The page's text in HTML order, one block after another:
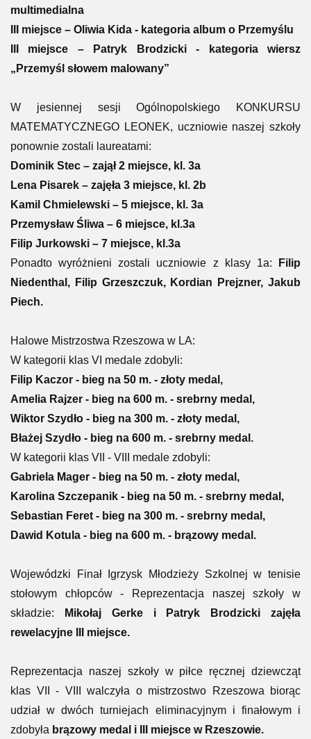
multimedialna
III miejsce – Oliwia Kida - kategoria album o Przemyślu
III miejsce – Patryk Brodzicki - kategoria wiersz
„Przemyśl słowem malowany”
W jesiennej sesji Ogólnopolskiego KONKURSU
MATEMATYCZNEGO LEONEK, uczniowie naszej szkoły
ponownie zostali laureatami:
Dominik Stec – zajął 2 miejsce, kl. 3a
Lena Pisarek – zajęła 3 miejsce, kl. 2b
Kamil Chmielewski – 5 miejsce, kl. 3a
Przemysław Śliwa – 6 miejsce, kl.3a
Filip Jurkowski – 7 miejsce, kl.3a
Ponadto wyróżnieni zostali uczniowie z klasy 1a:
Filip
Niedenthal, Filip Grzeszczuk, Kordian Prejzner, Jakub
Piech.
Halowe Mistrzostwa Rzeszowa w LA:
W kategorii klas VI medale zdobyli:
Filip Kaczor - bieg na 50 m. - złoty medal,
Amelia Rajzer - bieg na 600 m. - srebrny medal,
Wiktor Szydło - bieg na 300 m. - złoty medal,
Błażej Szydło - bieg na 600 m. - srebrny medal.
W kategorii klas VII - VIII medale zdobyli:
Gabriela Mager - bieg na 50 m. - złoty medal,
Karolina Szczepanik - bieg na 50 m. - srebrny medal,
Sebastian Feret - bieg na 300 m. - srebrny medal,
Dawid Kotula - bieg na 600 m. - brązowy medal.
Wojewódzki Finał Igrzysk Młodzieży Szkolnej w tenisie
stołowym chłopców - Reprezentacja naszej szkoły w
składzie: Mikołaj Gerke i Patryk Brodzicki zajęła
rewelacyjne III miejsce.
Reprezentacja naszej szkoły w piłce ręcznej dziewcząt
klas VII - VIII walczyła o mistrzostwo Rzeszowa biorąc
udział w dwóch turniejach eliminacyjnym i finałowym i
zdobyła brązowy medal i III miejsce w Rzeszowie.